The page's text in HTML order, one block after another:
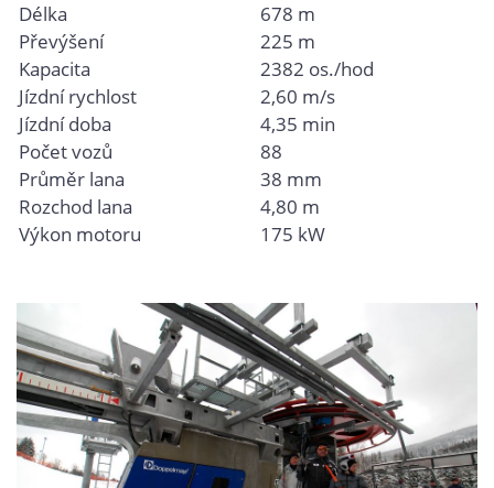
Délka
678 m
Převýšení
225 m
Kapacita
2382 os./hod
Jízdní rychlost
2,60 m/s
Jízdní doba
4,35 min
Počet vozů
88
Průměr lana
38 mm
Rozchod lana
4,80 m
Výkon motoru
175 kW